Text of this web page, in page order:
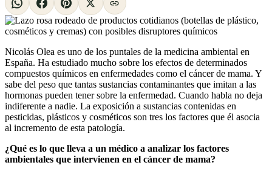
Nicolás Olea es uno de los puntales de la medicina ambiental en
España. Ha estudiado mucho sobre los efectos de determinados
compuestos químicos en enfermedades como el cáncer de mama. Y
sabe del peso que tantas sustancias contaminantes que imitan a las
hormonas pueden tener sobre la enfermedad. Cuando habla no deja
indiferente a nadie. La exposición a sustancias contenidas en
pesticidas, plásticos y cosméticos son tres los factores que él asocia
al incremento de esta patología.
¿Qué es lo que lleva a un médico a analizar los factores
ambientales que intervienen en el cáncer de mama?